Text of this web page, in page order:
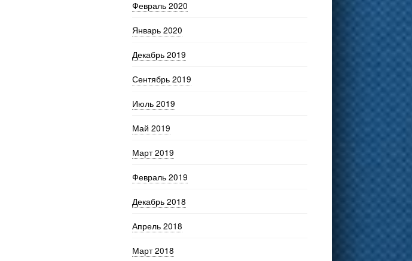
Февраль 2020
Январь 2020
Декабрь 2019
Сентябрь 2019
Июль 2019
Май 2019
Март 2019
Февраль 2019
Декабрь 2018
Апрель 2018
Март 2018